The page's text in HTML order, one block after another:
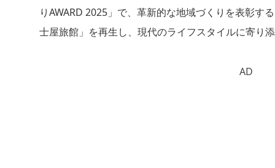
りAWARD 2025」で、革新的な地域づくりを表彰す
士屋旅館」を再生し、現代のライフスタイルに寄り
AD